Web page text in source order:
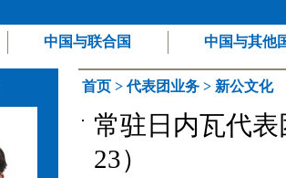
中国与联合国 中国与其他
首页 >代表团业务 > 新公文化
常驻日内瓦代
23）